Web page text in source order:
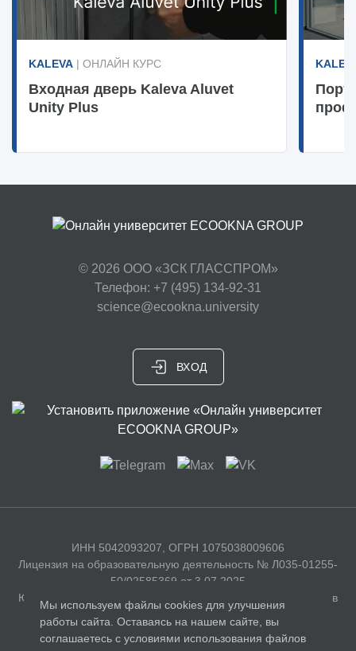
KALEVA | ОНЛАЙН КУРС
Входная дверь Kaleva Aluvet
Unity Plus
© 2026 ООО «ЗСК ГЛАССПРОМ»
Телефон: +7 (495) 134-92-31
science@ecookna.university
ВХОД
ИНН 5042093207, ОГРН 1075038009606
Лицензия на образовательную деятельность № Л035-01255-
50/02585369 от 3.07.2025
Юридический адрес: 141326, Московская область, г. Сергиев
Посад, с. Бужаниново, Полевая улица, д. 35
Мы используем файлы cookies для улучшения
работы сайта. Оставаясь на нашем сайте, вы
соглашаетесь с условиями использования файлов